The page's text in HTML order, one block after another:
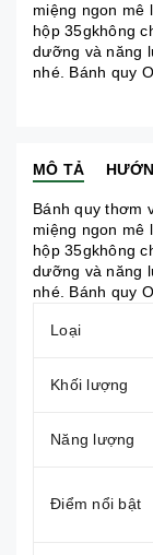
miệng ngon mê
hộp 35gkhông
dưỡng và năng
nhé. Bánh quy
MÔ TẢ
Bánh quy thơm
miệng ngon mê
hộp 35gkhông
dưỡng và năng
nhé. Bánh quy
Loại
Khối lượng
Năng lượng
Điểm nổi bật